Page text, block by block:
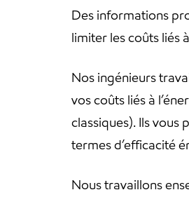
Des informations
limiter les coûts liés
Nos ingénieurs
vos coûts liés à
classiques). Ils vous
termes d’efficacité
Nous travaillons